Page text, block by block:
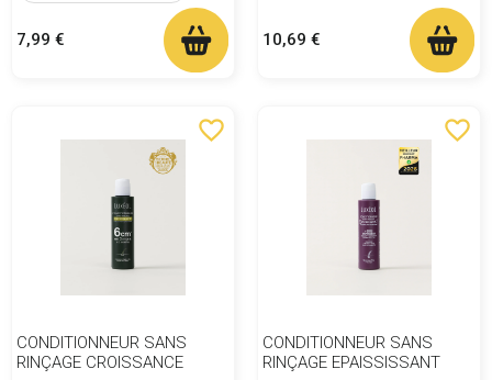
Prix
7,99 € Prix
10,69 €
favorite_border
CONDITIONNEUR SANS
RINÇAGE CROISSANCE
favorite_border
CONDITIONNEUR SANS
RINÇAGE EPAISSISSANT